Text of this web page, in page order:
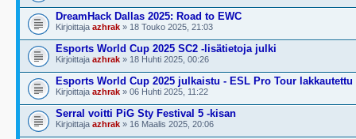
DreamHack Dallas 2025: Road to EWC
Kirjoittaja azhrak » 18 Touko 2025, 21:03
Esports World Cup 2025 SC2 -lisätietoja julki
Kirjoittaja azhrak » 18 Huhti 2025, 00:26
Esports World Cup 2025 julkaistu - ESL Pro Tour lakkautettu
Kirjoittaja azhrak » 06 Huhti 2025, 11:22
Serral voitti PiG Sty Festival 5 -kisan
Kirjoittaja azhrak » 16 Maalis 2025, 20:06